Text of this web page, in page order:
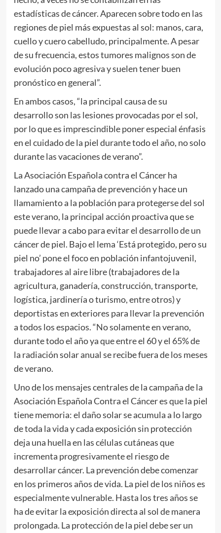
estadísticas de cáncer. Aparecen sobre todo en las
regiones de piel más expuestas al sol: manos, cara,
cuello y cuero cabelludo, principalmente. A pesar
de su frecuencia, estos tumores malignos son de
evolución poco agresiva y suelen tener buen
pronóstico en general”.
En ambos casos, “la principal causa de su
desarrollo son las lesiones provocadas por el sol,
por lo que es imprescindible poner especial énfasis
en el cuidado de la piel durante todo el año, no solo
durante las vacaciones de verano”.
La Asociación Española contra el Cáncer ha
lanzado una campaña de prevención y hace un
llamamiento a la población para protegerse del sol
este verano, la principal acción proactiva que se
puede llevar a cabo para evitar el desarrollo de un
cáncer de piel. Bajo el lema ‘Está protegido, pero su
piel no’ pone el foco en población infantojuvenil,
trabajadores al aire libre (trabajadores de la
agricultura, ganadería, construcción, transporte,
logística, jardinería o turismo, entre otros) y
deportistas en exteriores para llevar la prevención
a todos los espacios. “No solamente en verano,
durante todo el año ya que entre el 60 y el 65% de
la radiación solar anual se recibe fuera de los meses
de verano.
Uno de los mensajes centrales de la campaña de la
Asociación Española Contra el Cáncer es que la piel
tiene memoria: el daño solar se acumula a lo largo
de toda la vida y cada exposición sin protección
deja una huella en las células cutáneas que
incrementa progresivamente el riesgo de
desarrollar cáncer. La prevención debe comenzar
en los primeros años de vida. La piel de los niños es
especialmente vulnerable. Hasta los tres años se
ha de evitar la exposición directa al sol de manera
prolongada. La protección de la piel debe ser un